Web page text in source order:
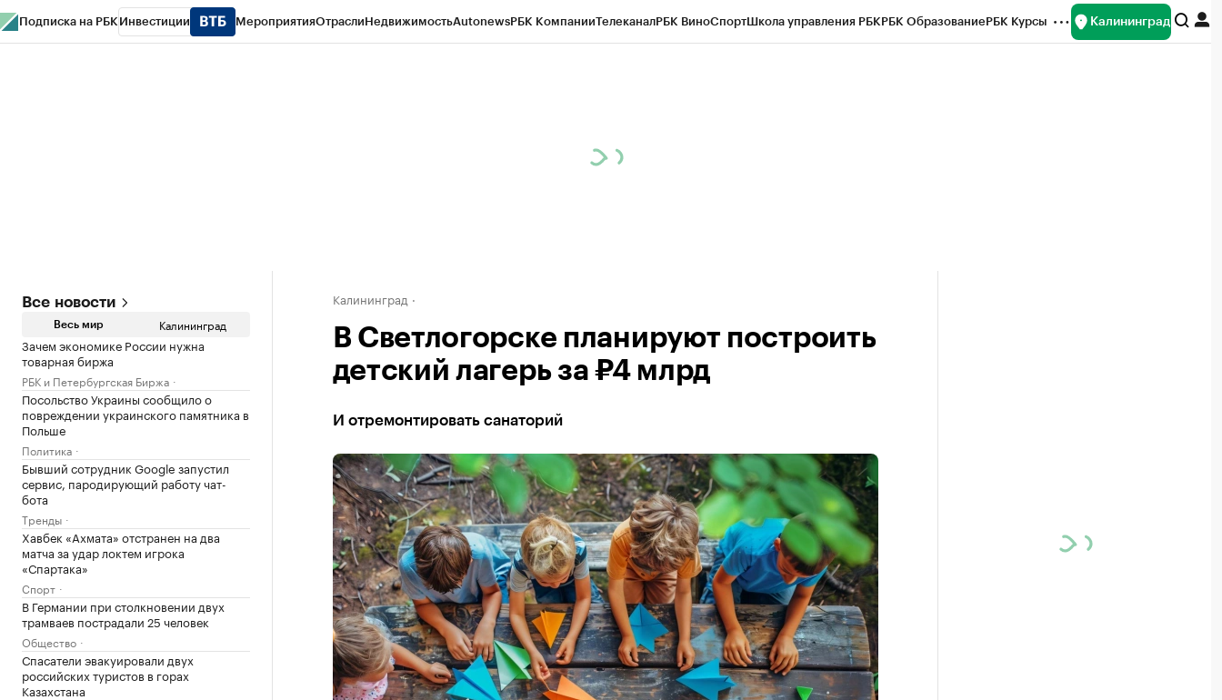
Подписка на РБК Инвестиции МероприятияОтраслиНедвижимостьAutonewsРБК КомпанииТелеканалРБК ВиноСпортШкола управления РБКРБК ОбразованиеРБК Курсы Калининград
Все новости
Весь мир Калининград
Зачем экономике России нужна
товарная биржа
РБК и Петербургская Биржа
Посольство Украины сообщило о
повреждении украинского памятника в
Польше
Политика
Бывший сотрудник Google запустил
сервис, пародирующий работу чат-
бота
Тренды
Хавбек «Ахмата» отстранен на два
матча за удар локтем игрока
«Спартака»
Спорт
В Германии при столкновении двух
трамваев пострадали 25 человек
Общество
Спасатели эвакуировали двух
российских туристов в горах
Казахстана
Калининград
В Светлогорске планируют построить
детский лагерь за ₽4 млрд
И отремонтировать санаторий